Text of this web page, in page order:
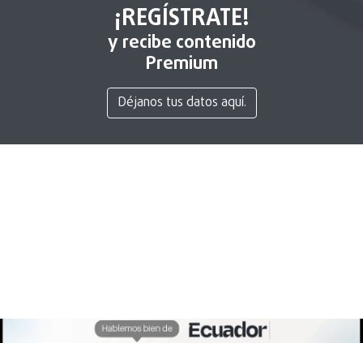
¡REGÍSTRATE!
y recibe contenido
Premium
Déjanos tus datos aquí.